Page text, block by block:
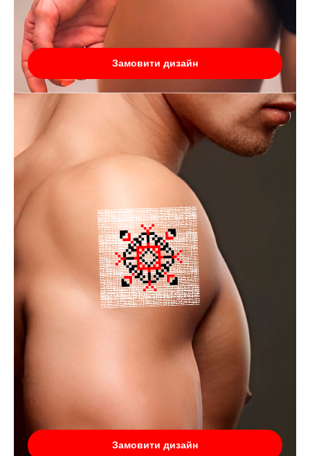
Замовити дизайн
Замовити дизайн